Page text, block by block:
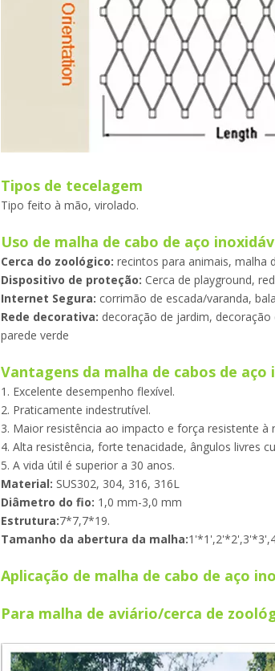
Tipos de tecelagem
Tipo feito à mão, virolado.
Uso de malha de cabo de aço
Cerca do zoológico: recintos para animais, malha
Dispositivo de proteção: Cerca de playground,
Internet Segura: corrimão de escada/varanda,
Rede decorativa: decoração de jardim,
parede verde
Vantagens da malha de cabos de aço
1. Excelente desempenho flexível.
2. Praticamente indestrutível.
3. Maior resistência ao impacto e força resistente
4. Alta resistência, forte tenacidade, ângulos livres
5. A vida útil é superior a 30 anos.
Material: SUS302, 304, 316, 316L
Diâmetro do fio: 1,0 mm-3,0 mm
Estrutura:7*7,7*19.
Tamanho da abertura da malha:
Aplicação de malha de cabo de aço
Para malha de aviário/cerca de